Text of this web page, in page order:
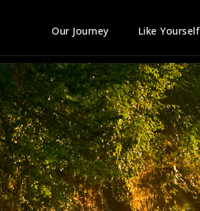
Our Journey Like Yourself